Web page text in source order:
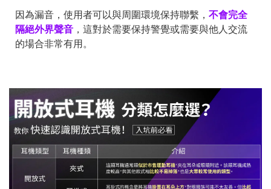
因為漏音，使用者可以與周圍環境保持聯繫， 不會完全
隔絕外界聲音 ，這對於需要保持警覺或需要與他人交流
的場合非常有用。